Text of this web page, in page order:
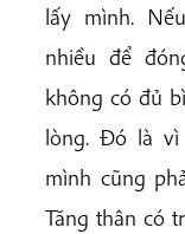
lấy mình.
nhiều để
không có đủ
lòng. Đó là vì
mình cũng
Tăng thân có